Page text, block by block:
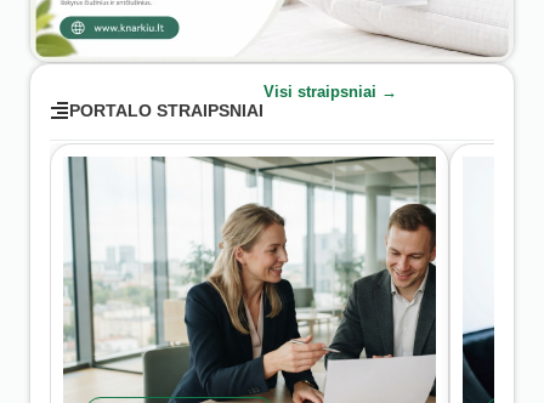
PORTALO STRAIPSNIAI
Visi straipsniai →